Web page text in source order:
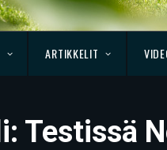
ARTIKKELIT
Testissä